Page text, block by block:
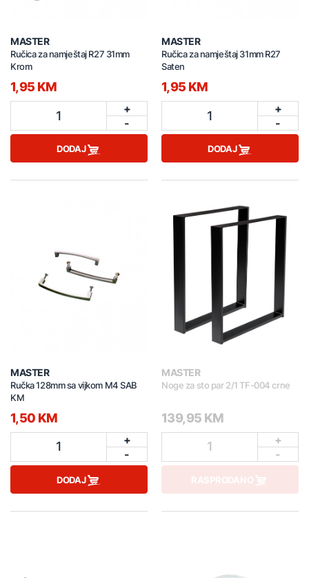
MASTER
Ručica za namještaj R27 31mm
Krom
1,95 KM
1
+
-
DODAJ
MASTER
Ručica za namještaj 31mm R27
Saten
1,95 KM
1
+
-
DODAJ
MASTER
Ručka 128mm sa vijkom M4 SAB
KM
1,50 KM
1
+
-
DODAJ
MASTER
Noge za sto par 2/1 TF-004 crne
139,95 KM
1
+
-
RASPRODANO